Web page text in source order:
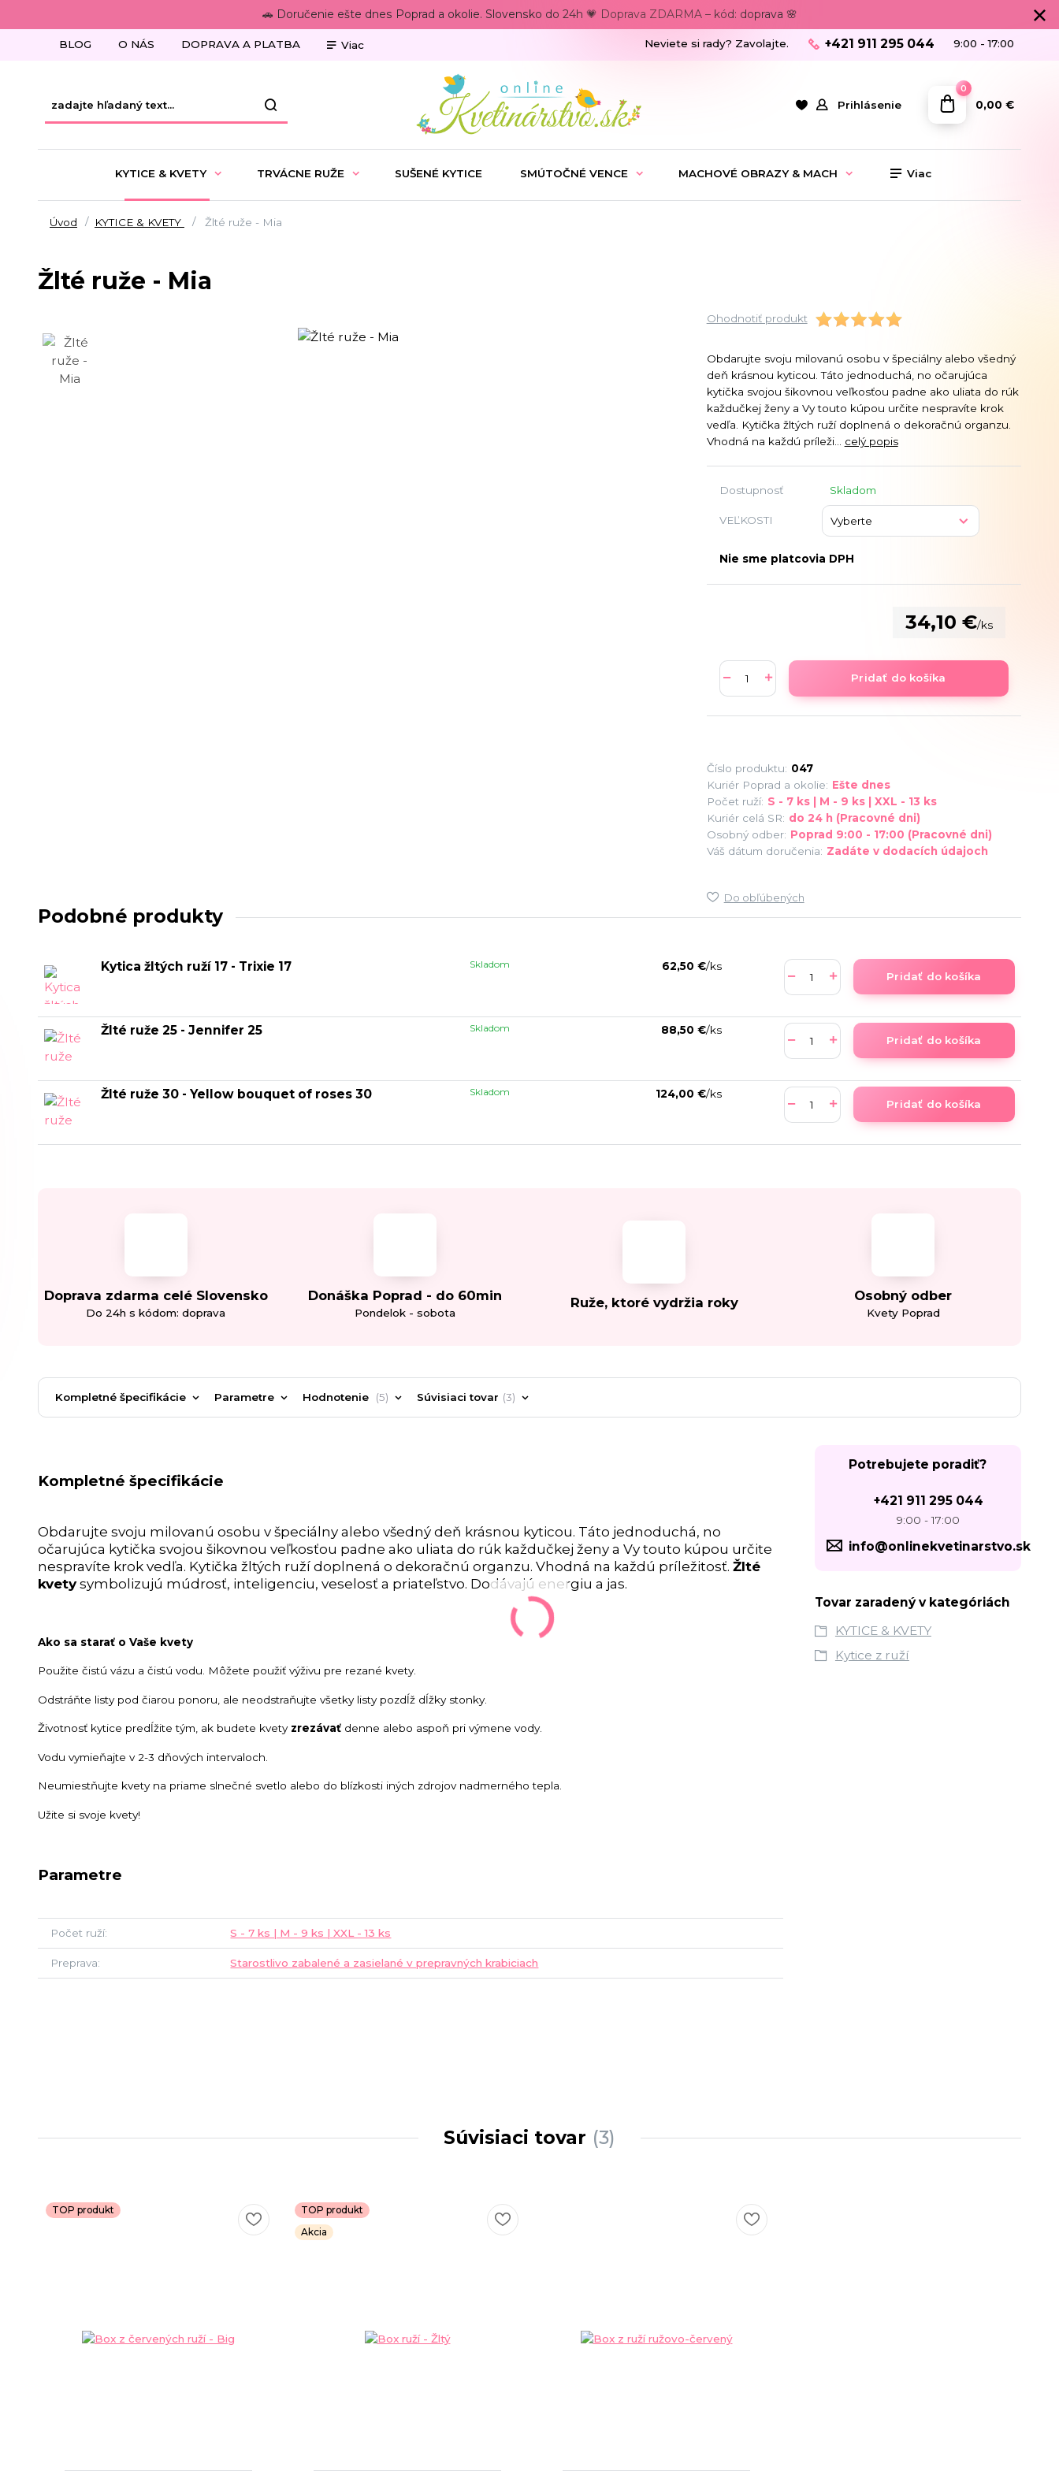
🚗 Doručenie ešte dnes Poprad a okolie. Slovensko do 24h 💗 Doprava ZDARMA – kód: doprava 🌸
BLOG O NÁS DOPRAVA A PLATBA Viac
Prihlásenie
Neviete si rady? Zavolajte. +421 911 295 044 9:00 - 17:00
0
0,00 €
KYTICE & KVETY TRVÁCNE RUŽE SUŠENÉ KYTICE SMÚTOČNÉ VENCE MACHOVÉ OBRAZY & MACH Viac
Úvod KYTICE & KVETY Žlté ruže - Mia
Žlté ruže - Mia
Ohodnotiť produkt
Obdarujte svoju milovanú osobu v špeciálny alebo všedný
deň krásnou kyticou. Táto jednoduchá, no očarujúca
kytička svojou šikovnou veľkosťou padne ako uliata do rúk
každučkej ženy a Vy touto kúpou určite nespravíte krok
vedľa. Kytička žltých ruží doplnená o dekoračnú organzu.
Vhodná na každú príleži... celý popis
Dostupnosť Skladom
VEĽKOSTI
Nie sme platcovia DPH
34,10 €/ks
Pridať do košíka
Číslo produktu: 047
Kuriér Poprad a okolie: Ešte dnes
Počet ruží: S - 7 ks | M - 9 ks | XXL - 13 ks
Kuriér celá SR: do 24 h (Pracovné dni)
Osobný odber: Poprad 9:00 - 17:00 (Pracovné dni)
Váš dátum doručenia: Zadáte v dodacích údajoch
Do obľúbených
Podobné produkty
Kytica žltých ruží 17 - Trixie 17 62,50 €/ks
Skladom
Pridať do košíka
Žlté ruže 25 - Jennifer 25 88,50 €/ks
Skladom
Pridať do košíka
Žlté ruže 30 - Yellow bouquet of roses 30 124,00 €/ks
Skladom
Pridať do košíka
Doprava zdarma celé Slovensko
Do 24h s kódom: doprava
Donáška Poprad - do 60min
Pondelok - sobota
Ruže, ktoré vydržia roky Osobný odber
Kvety Poprad
Kompletné špecifikácie Parametre Hodnotenie 5 Súvisiaci tovar 3
Kompletné špecifikácie
Obdarujte svoju milovanú osobu v špeciálny alebo všedný deň krásnou kyticou. Táto jednoduchá, no
očarujúca kytička svojou šikovnou veľkosťou padne ako uliata do rúk každučkej ženy a Vy touto kúpou určite
nespravíte krok vedľa. Kytička žltých ruží doplnená o dekoračnú organzu. Vhodná na každú príležitosť. Žlté
kvetysymbolizujú múdrosť, inteligenciu, veselosť a priateľstvo. Dodávajú energiu a jas.
Ako sa starať o Vaše kvety
Použite čistú vázu a čistú vodu. Môžete použiť výživu pre rezané kvety.
Odstráňte listy pod čiarou ponoru, ale neodstraňujte všetky listy pozdĺž dĺžky stonky.
Životnosť kytice predĺžite tým, ak budete kvety zrezávať denne alebo aspoň pri výmene vody.
Vodu vymieňajte v 2-3 dňových intervaloch.
Neumiestňujte kvety na priame slnečné svetlo alebo do blízkosti iných zdrojov nadmerného tepla.
Užite si svoje kvety!
Parametre
Počet ruží S - 7 ks | M - 9 ks | XXL - 13 ks
Preprava Starostlivo zabalené a zasielané v prepravných krabiciach
Potrebujete poradiť?
+421 911 295 044
9:00 - 17:00
info@onlinekvetinarstvo.sk
Tovar zaradený v kategóriách
KYTICE & KVETY
Kytice z ruží
Súvisiaci tovar 3
TOP produkt
TOP produkt
Akcia